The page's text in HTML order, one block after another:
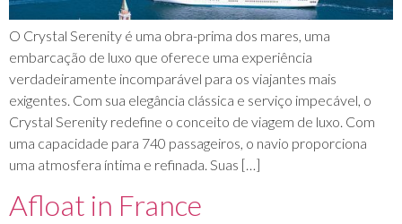
O Crystal Serenity é uma obra-prima dos mares, uma
embarcação de luxo que oferece uma experiência
verdadeiramente incomparável para os viajantes mais
exigentes. Com sua elegância clássica e serviço impecável, o
Crystal Serenity redefine o conceito de viagem de luxo. Com
uma capacidade para 740 passageiros, o navio proporciona
uma atmosfera íntima e refinada. Suas […]
Afloat in France